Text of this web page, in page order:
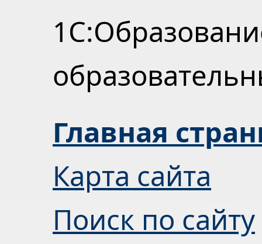
Главная
Карта сайта
Поиск по сайту